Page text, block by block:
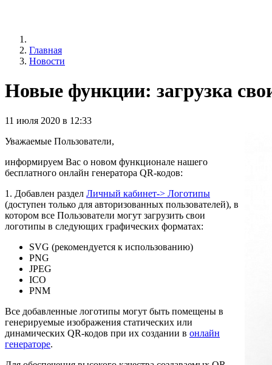
Главная
Новости
Новые функции: загрузка
11 июля 2020 в 12:33
Уважаемые Пользователи,
информируем Вас о новом функционале нашего
бесплатного онлайн генератора QR-кодов:
1. Добавлен раздел Личный кабинет-> Логотипы
(доступен только для авторизованных пользователей), в
котором все Пользователи могут загрузить свои
логотипы в следующих графических форматах:
SVG (рекомендуется к использованию)
PNG
JPEG
ICO
PNM
Все добавленные логотипы могут быть помещены в
генерируемые изображения статических или
динамических QR-кодов при их создании в онлайн
генераторе.